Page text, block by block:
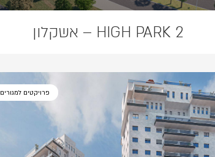
HIGH PARK 2 – אשקלון
פרויקטים למגורים